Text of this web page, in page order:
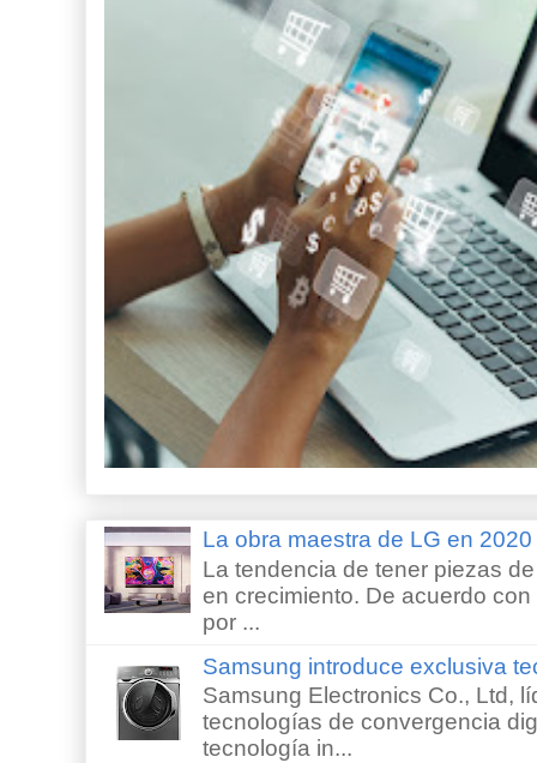
La obra maestra de LG en
La tendencia de tener piezas
en crecimiento. De acuerdo
por ...
Samsung introduce exclusiva
Samsung Electronics Co., Ltd,
tecnologías de convergencia
tecnología in...